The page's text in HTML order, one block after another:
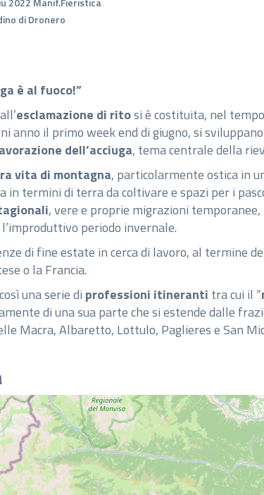
di Dronero
è al fuoco!”
esclamazione di ritosi è costituita, nel
anno il primo week end di giugno, si
dell’acciuga, tema centrale della
vita di montagna, particolarmente ostica in
in termini di terra da coltivare e spazi per i
, vere e proprie migrazioni
periodo invernale.
di fine estate in cerca di lavoro, al termine
o la Francia.
una serie di professioni itineranti tra cui il “
di una sua parte che si estende dalle
Macra, Albaretto, Lottulo, Paglieres e San